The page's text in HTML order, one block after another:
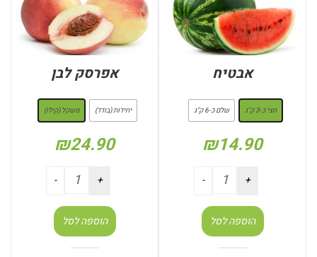
אבטיח
חצי כ-3 ק"ג שלם כ-6 ק"ג
₪14.90
הוספה לסל
אפרסק לבן
יחידות (בודד) משקל (קילו)
₪24.90
הוספה לסל